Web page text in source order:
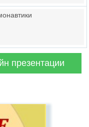
презентации